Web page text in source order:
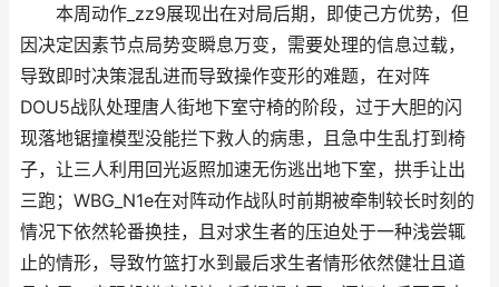
本周动作_zz9展现出在对局后期，即使己方优势，但
因决定因素节点局势变瞬息万变，需要处理的信息过载，
导致即时决策混乱进而导致操作变形的难题，在对阵
DOU5战队处理唐人街地下室守椅的阶段，过于大胆的闪
现落地锯撞模型没能拦下救人的病患，且急中生乱打到椅
子，让三人利用回光返照加速无伤逃出地下室，拱手让出
三跑；WBG_N1e在对阵动作战队时前期被牵制较长时刻的
情况下依然轮番换挂，且对求生者的压迫处于一种浅尝辄
止的情形，导致竹篮打水到最后求生者情形依然健壮且道